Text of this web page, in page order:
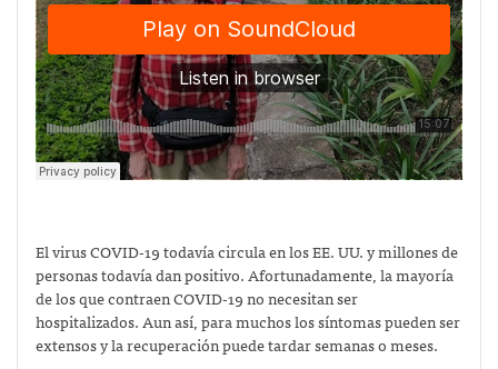
El virus COVID-19 todavía circula en los EE. UU. y millones de
personas todavía dan positivo. Afortunadamente, la mayoría
de los que contraen COVID-19 no necesitan ser
hospitalizados. Aun así, para muchos los síntomas pueden ser
extensos y la recuperación puede tardar semanas o meses.